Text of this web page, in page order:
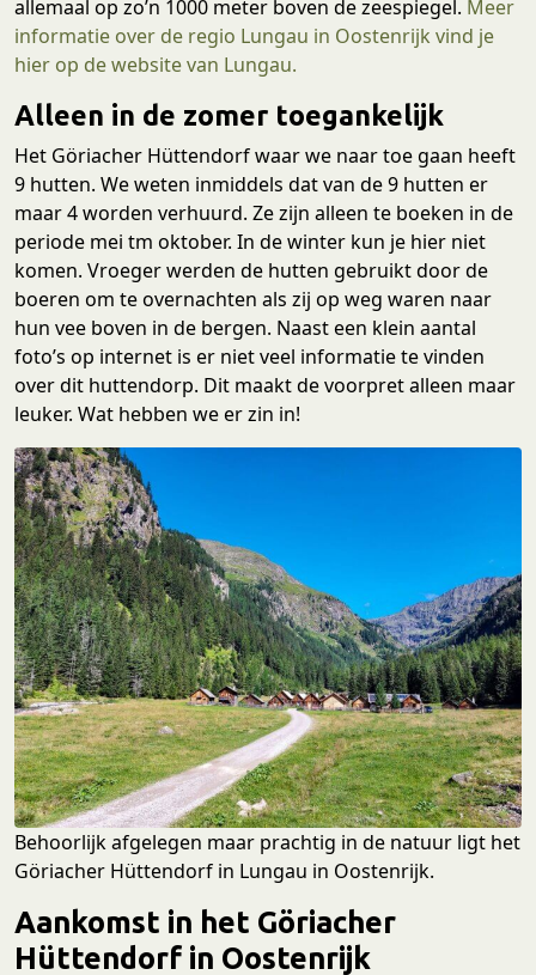
allemaal op zo’n 1000 meter boven de zeespiegel. Meer
informatie over de regio Lungau in Oostenrijk vind je
hier op de website van Lungau.
Alleen in de zomer toegankelijk
Het Göriacher Hüttendorf waar we naar toe gaan heeft
9 hutten. We weten inmiddels dat van de 9 hutten er
maar 4 worden verhuurd. Ze zijn alleen te boeken in de
periode mei tm oktober. In de winter kun je hier niet
komen. Vroeger werden de hutten gebruikt door de
boeren om te overnachten als zij op weg waren naar
hun vee boven in de bergen. Naast een klein aantal
foto’s op internet is er niet veel informatie te vinden
over dit huttendorp. Dit maakt de voorpret alleen maar
leuker. Wat hebben we er zin in!
Behoorlijk afgelegen maar prachtig in de natuur ligt het
Göriacher Hüttendorf in Lungau in Oostenrijk.
Aankomst in het Göriacher
Hüttendorf in Oostenrijk